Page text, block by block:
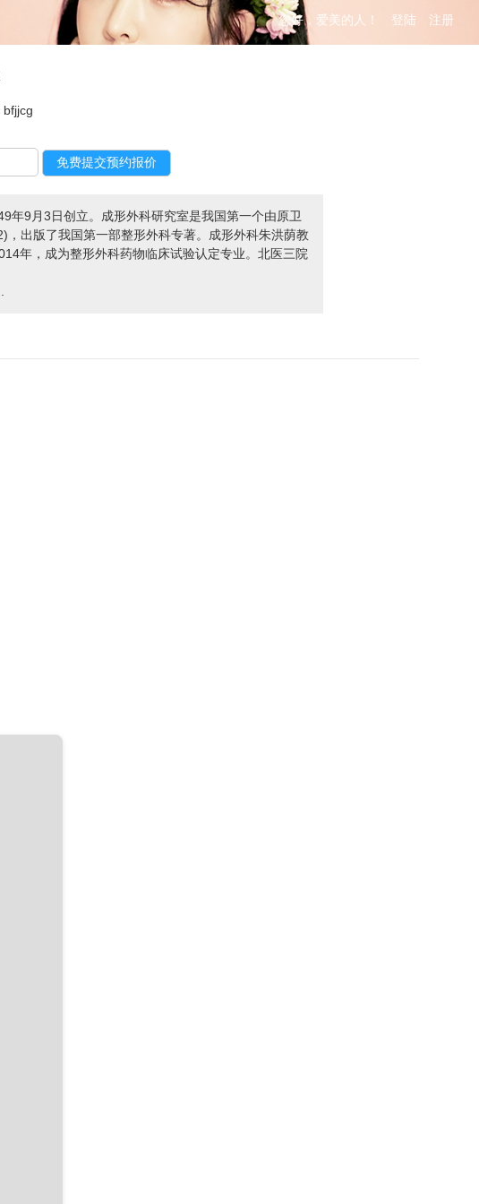
您好，爱美的人！ 登陆 注册
bfjjcg
年9月3日创立。成形外科研究室是我国第一个由原卫
出版了我国第一部整形外科专著。成形外科朱洪荫教
年，成为整形外科药物临床试验认定专业。北医三院